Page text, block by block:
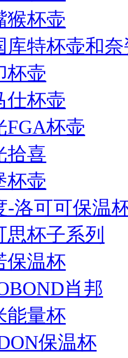
猴杯壶
库特杯壶和
杯壶
仕杯壶
FGA杯壶
拾喜
杯壶
-洛可可保温
思杯子系列
保温杯
肖邦
能量杯
保温杯